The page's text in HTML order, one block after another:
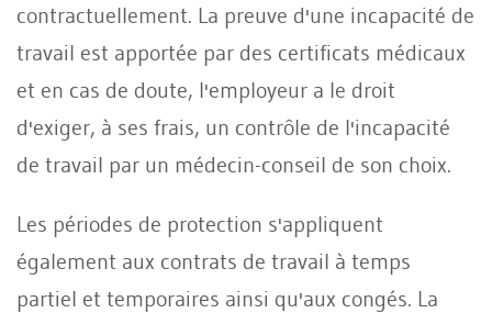
contractuellement. La preuve d'une incapacité de
travail est apportée par des certificats médicaux
et en cas de doute, l'employeur a le droit
d'exiger, à ses frais, un contrôle de l'incapacité
de travail par un médecin-conseil de son choix.
Les périodes de protection s'appliquent
également aux contrats de travail à temps
partiel et temporaires ainsi qu'aux congés. La